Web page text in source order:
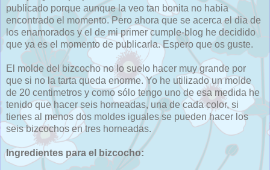
publicado porque aunque la veo tan bonita no habia
encontrado el momento. Pero ahora que se acerca el dia de
los enamorados y el de mi primer cumple-blog he decidido
que ya es el momento de publicarla. Espero que os guste.
El molde del bizcocho no lo suelo hacer muy grande por
que si no la tarta queda enorme. Yo he utilizado un molde
de 20 centimetros y como sólo tengo uno de esa medida he
tenido que hacer seis horneadas, una de cada color, si
tienes al menos dos moldes iguales se pueden hacer los
seis bizcochos en tres horneadas.
Ingredientes para el bizcocho: